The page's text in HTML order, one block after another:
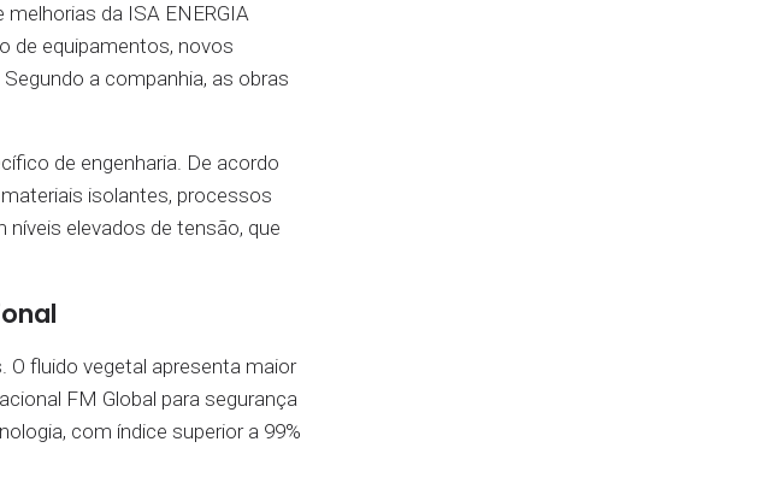
da ISA ENERGIA
de equipamentos, novos
Segundo a companhia, as obras
de engenharia. De acordo
isolantes, processos
elevados de tensão, que
fluido vegetal apresenta maior
FM Global para segurança
com índice superior a 99%